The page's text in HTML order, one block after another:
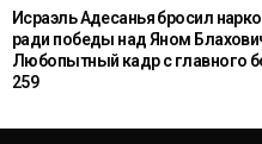
Исраэль Адесанья бросил
ради победы над Яном
Любопытный кадр с главного
259